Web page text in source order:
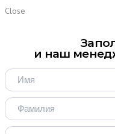
Close
и наш